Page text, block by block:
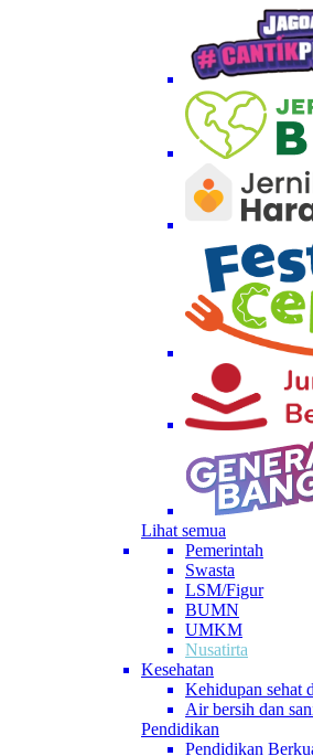
Lihat semua
Pemerintah
Swasta
LSM/Figur
BUMN
UMKM
Nusatirta
Kesehatan
Kehidupan sehat
Air bersih dan
Pendidikan
Pendidikan